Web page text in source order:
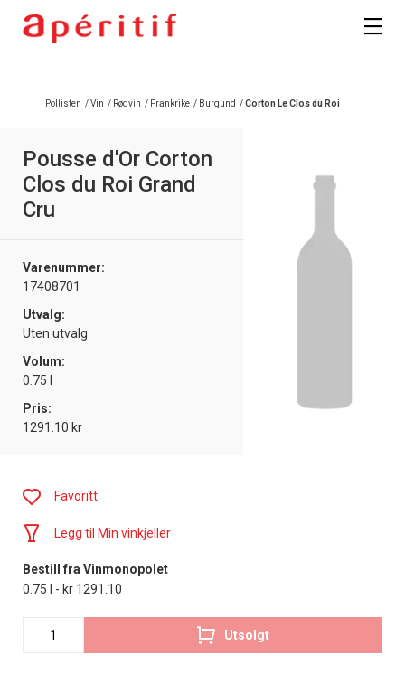
Pollisten /Vin / Rødvin / Frankrike / Burgund /Corton Le Clos du Roi
Pousse d'Or Corton
Clos du Roi Grand
Cru
Varenummer:
17408701
Utvalg:
Uten utvalg
Volum:
0.75 l
Pris:
1291.10 kr
Favoritt
Legg til Min vinkjeller
Bestill fra Vinmonopolet
0.75 l - kr 1291.10
Utsolgt